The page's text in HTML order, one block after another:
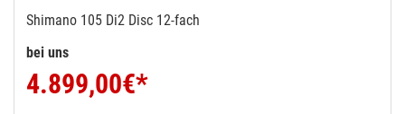
Shimano 105 Di2 Disc 12-fach
bei uns
4.899,00€*